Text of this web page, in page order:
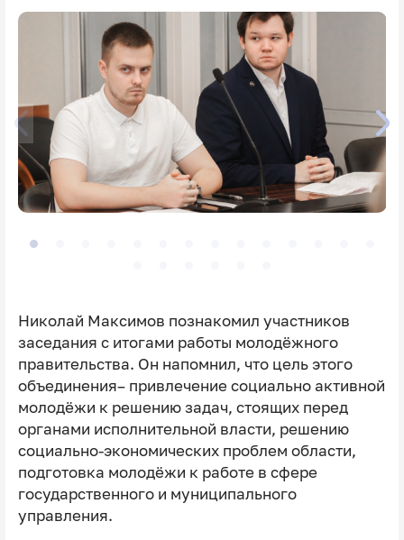
Николай Максимов познакомил участников
заседания с итогами работы молодёжного
правительства. Он напомнил, что цель этого
объединения– привлечение социально активной
молодёжи к решению задач, стоящих перед
органами исполнительной власти, решению
социально-экономических проблем области,
подготовка молодёжи к работе в сфере
государственного и муниципального
управления.